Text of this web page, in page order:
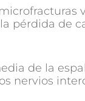
pérdida de
de la
nervios